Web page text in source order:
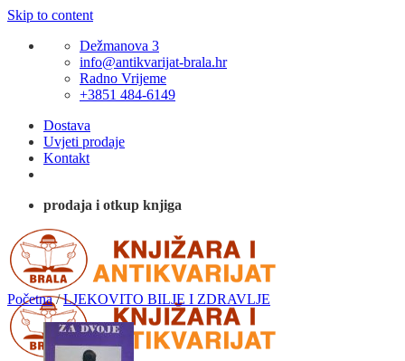
Skip to content
Dežmanova 3
info@antikvarijat-brala.hr
Radno Vrijeme
+3851 484-6149
Dostava
Uvjeti prodaje
Kontakt
prodaja i otkup knjiga
Početna / LJEKOVITO BILJE I ZDRAVLJE